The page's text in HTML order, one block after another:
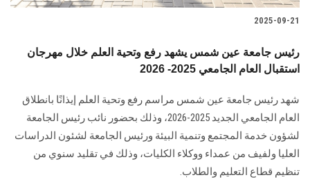
2025-09-21
رئيس جامعة عين شمس يشهد رفع وتحية العلم خلال مهرجان
استقبال العام الجامعي 2025- 2026
شهد رئيس جامعة عين شمس مراسم رفع وتحية العلم إيذانًا بانطلاق
العام الجامعي الجديد 2025-2026، وذلك بحضور نائب رئيس الجامعة
لشؤون خدمة المجتمع وتنمية البيئة ورئيس الجامعة لشئون الدراسات
العليا ولفيف من عمداء ووكلاء الكليات، وذلك في تقليد سنوي من
تنظيم قطاع التعليم والطلاب.